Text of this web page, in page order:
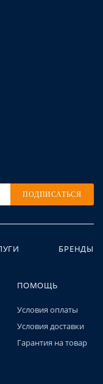
ПОДПИСАТЬСЯ
БРЕНДЫ
ПОМОЩЬ
Условия оплаты
Условия доставки
Гарантия на товар